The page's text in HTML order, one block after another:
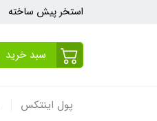
استخر پیش ساخته
سبد خرید
پول اینتکس